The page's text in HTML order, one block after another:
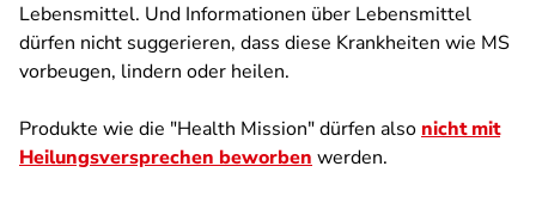
Lebensmittel. Und Informationen über Lebensmittel
dürfen nicht suggerieren, dass diese Krankheiten wie MS
vorbeugen, lindern oder heilen.
Produkte wie die "Health Mission" dürfen also nicht mit
Heilungsversprechen beworben werden.